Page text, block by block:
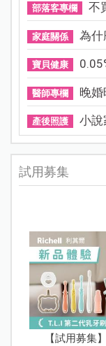
部落客專欄 不
家庭關係 為什
寶貝健康
醫師專欄 晚
產後照護 小說
試用募集
【試用募集